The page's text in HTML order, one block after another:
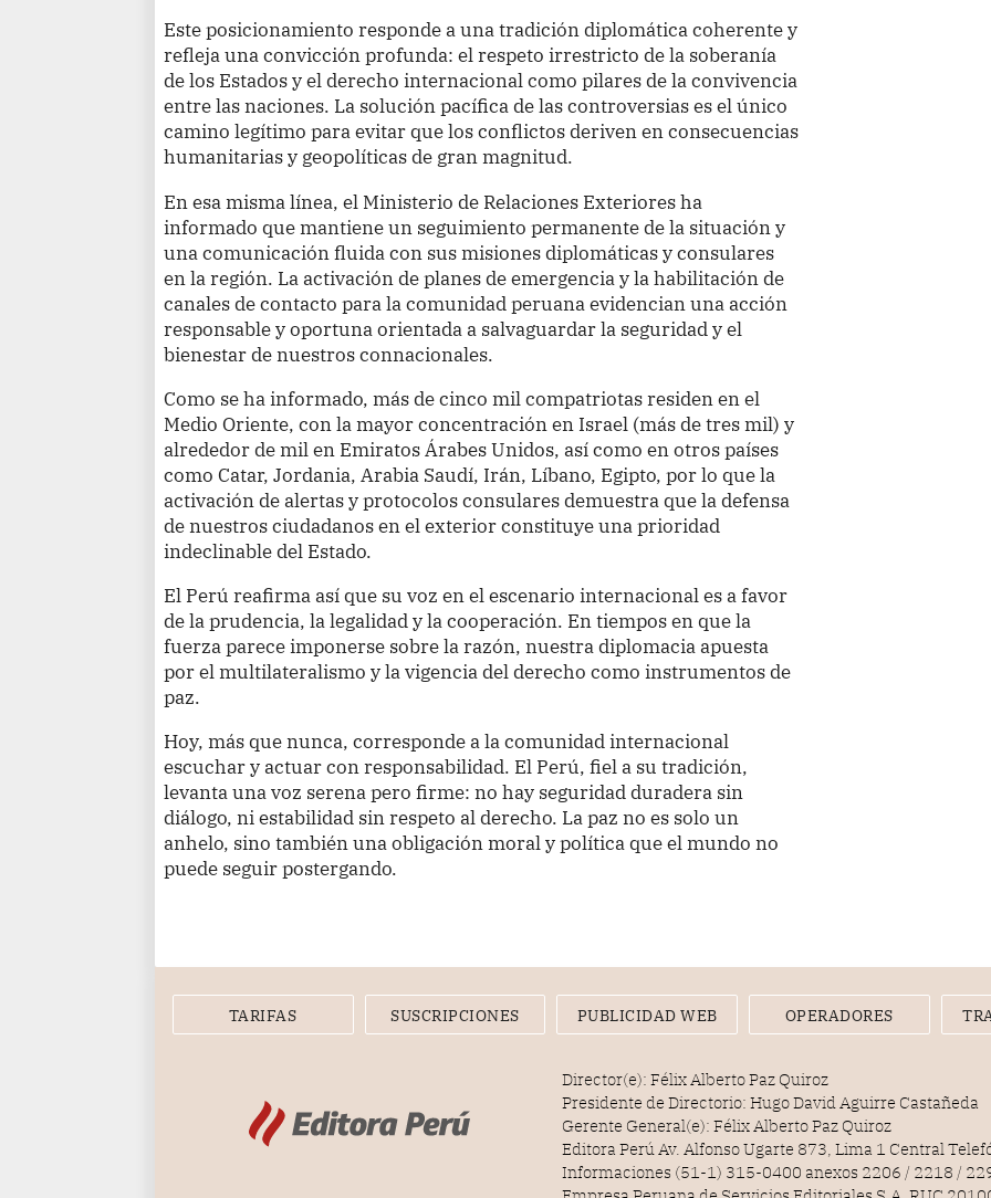
Este posicionamiento responde a una tradición diplomática coherente y
refleja una convicción profunda: el respeto irrestricto de la soberanía
de los Estados y el derecho internacional como pilares de la convivencia
entre las naciones. La solución pacífica de las controversias es el único
camino legítimo para evitar que los conflictos deriven en consecuencias
humanitarias y geopolíticas de gran magnitud.
En esa misma línea, el Ministerio de Relaciones Exteriores ha
informado que mantiene un seguimiento permanente de la situación y
una comunicación fluida con sus misiones diplomáticas y consulares
en la región. La activación de planes de emergencia y la habilitación de
canales de contacto para la comunidad peruana evidencian una acción
responsable y oportuna orientada a salvaguardar la seguridad y el
bienestar de nuestros connacionales.
Como se ha informado, más de cinco mil compatriotas residen en el
Medio Oriente, con la mayor concentración en Israel (más de tres mil) y
alrededor de mil en Emiratos Árabes Unidos, así como en otros países
como Catar, Jordania, Arabia Saudí, Irán, Líbano, Egipto, por lo que la
activación de alertas y protocolos consulares demuestra que la defensa
de nuestros ciudadanos en el exterior constituye una prioridad
indeclinable del Estado.
El Perú reafirma así que su voz en el escenario internacional es a favor
de la prudencia, la legalidad y la cooperación. En tiempos en que la
fuerza parece imponerse sobre la razón, nuestra diplomacia apuesta
por el multilateralismo y la vigencia del derecho como instrumentos de
paz.
Hoy, más que nunca, corresponde a la comunidad internacional
escuchar y actuar con responsabilidad. El Perú, fiel a su tradición,
levanta una voz serena pero firme: no hay seguridad duradera sin
diálogo, ni estabilidad sin respeto al derecho. La paz no es solo un
anhelo, sino también una obligación moral y política que el mundo no
puede seguir postergando.
TARIFAS SUSCRIPCIONES PUBLICIDAD WEB OPERADORES
Director(e): Félix Alberto Paz Quiroz
Presidente de Directorio: Hugo David Aguirre Castañeda
Gerente General(e): Félix Alberto Paz Quiroz
Editora Perú Av. Alfonso Ugarte 873, Lima 1 Central
Informaciones (51-1) 315-0400 anexos 2206 / 2218 /